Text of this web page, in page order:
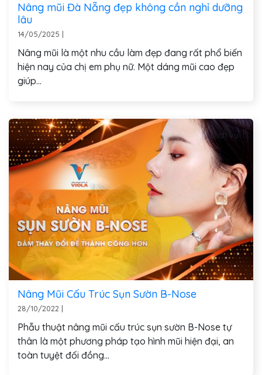
Nâng mũi Đà Nẵng đẹp không cần nghỉ dưỡng
lâu
14/05/2025 |
Nâng mũi là một nhu cầu làm đẹp đang rất phổ biến
hiện nay của chị em phụ nữ. Một dáng mũi cao đẹp
giúp...
Dịch vụ
Nâng Mũi Cấu Trúc Sụn Sườn B-Nose
28/10/2022 |
Phẫu thuật nâng mũi cấu trúc sụn sườn B-Nose tự
thân là một phương pháp tạo hình mũi hiện đại, an
toàn tuyệt đối đồng...